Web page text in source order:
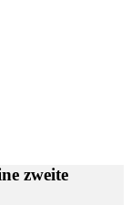
zweite